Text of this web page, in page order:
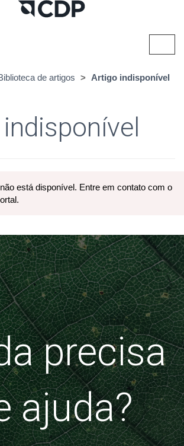
de artigos Artigo indisponível
está disponível. Entre em contato com o
precisa
ajuda?